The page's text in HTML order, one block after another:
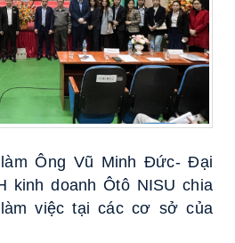
Ông Vũ Minh Đức- Đại
kinh doanh Ôtô NISU chia
việc tại các cơ sở của